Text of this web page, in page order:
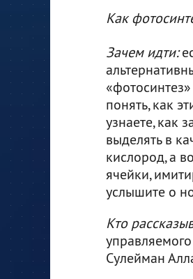
Как
Зачем идти:
понять, как
узнаете, как
выделять в
кислород, а
ячейки,
услышите о
Кто
Сулейман